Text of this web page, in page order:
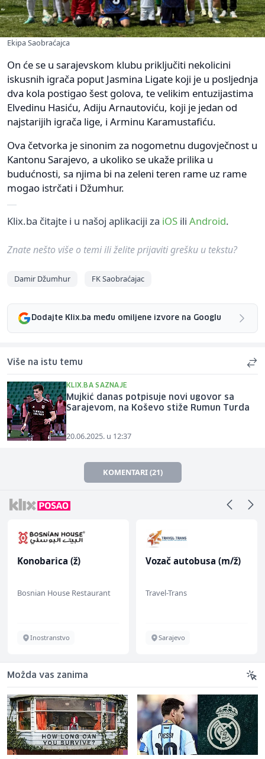
Ekipa Saobraćajca
On će se u sarajevskom klubu priključiti nekolicini
iskusnih igrača poput Jasmina Ligate koji je u posljednja
dva kola postigao šest golova, te velikim entuzijastima
Elvedinu Hasiću, Adiju Arnautoviću, koji je jedan od
najstarijih igrača lige, i Arminu Karamustafiću.
Ova četvorka je sinonim za nogometnu dugovječnost u
Kantonu Sarajevo, a ukoliko se ukaže prilika u
budućnosti, sa njima bi na zeleni teren rame uz rame
mogao istrčati i Džumhur.
Klix.ba čitajte i u našoj aplikaciji za iOS ili Android.
Znate nešto više o temi ili želite prijaviti grešku u tekstu?
Damir Džumhur FK Saobraćajac
Dodajte Klix.ba među omiljene izvore na Googlu
Više na istu temu
KLIX.BA SAZNAJE
Mujkić danas potpisuje novi ugovor sa
Sarajevom, na Koševo stiže Rumun Turda
20.06.2025. u 12:37
KOMENTARI (21)
Konobarica (ž)
Bosnian House Restaurant
Inostranstvo
Vozač autobusa (m/ž)
Travel-Trans
Sarajevo
Možda vas zanima